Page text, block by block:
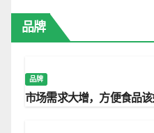
品牌
品牌
市场需求大增，方便食品该